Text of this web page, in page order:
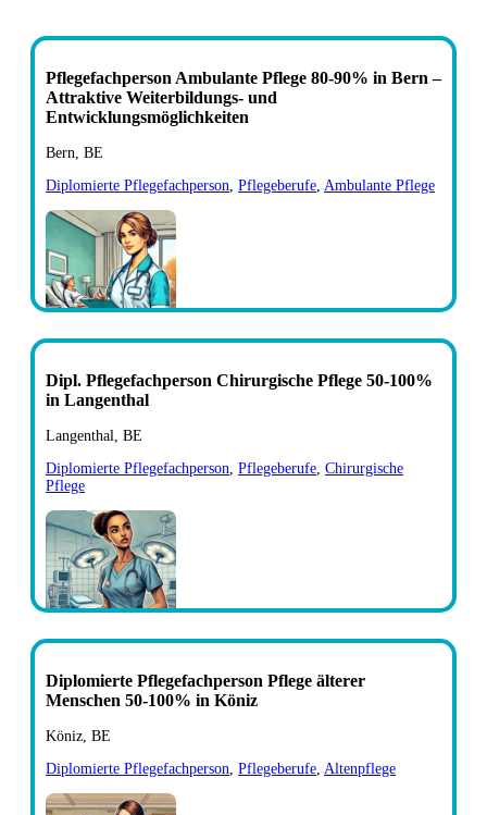
Pflegefachperson Ambulante Pflege 80-90% in Bern –
Attraktive Weiterbildungs- und
Entwicklungsmöglichkeiten
Bern, BE
Diplomierte Pflegefachperson Pflegeberufe Ambulante Pflege
Dipl. Pflegefachperson Chirurgische Pflege 50-100%
in Langenthal
Langenthal, BE
Diplomierte Pflegefachperson Pflegeberufe Chirurgische
Pflege
Diplomierte Pflegefachperson Pflege älterer
Menschen 50-100% in Köniz
Köniz, BE
Diplomierte Pflegefachperson Pflegeberufe Altenpflege